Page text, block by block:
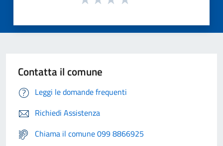
Contatta il comune
Leggi le domande frequenti
Richiedi Assistenza
Chiama il comune 099 8866925